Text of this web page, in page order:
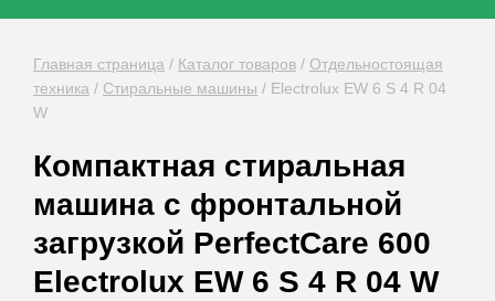
Главная страница / Каталог товаров / Отдельностоящая
техника / Стиральные машины / Electrolux EW 6 S 4 R 04
W
Компактная стиральная
машина с фронтальной
загрузкой PerfectCare 600
Electrolux EW 6 S 4 R 04 W